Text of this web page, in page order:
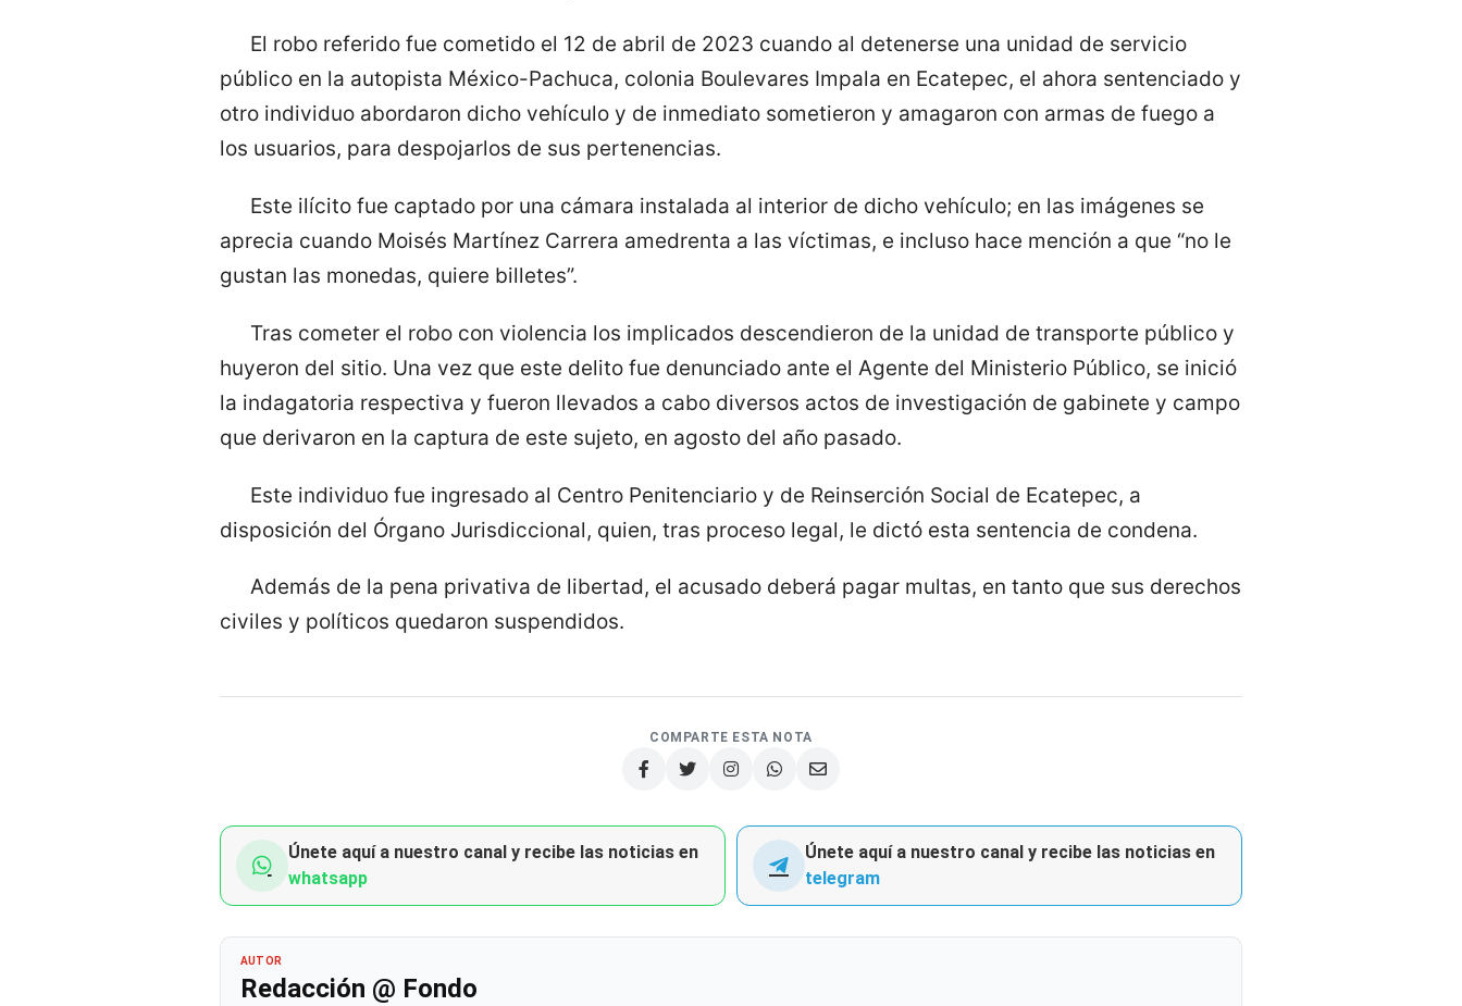
El robo referido fue cometido el 12 de abril de 2023 cuando al detenerse una unidad de servicio
público en la autopista México-Pachuca, colonia Boulevares Impala en Ecatepec, el ahora sentenciado y
otro individuo abordaron dicho vehículo y de inmediato sometieron y amagaron con armas de fuego a
los usuarios, para despojarlos de sus pertenencias.
Este ilícito fue captado por una cámara instalada al interior de dicho vehículo; en las imágenes se
aprecia cuando Moisés Martínez Carrera amedrenta a las víctimas, e incluso hace mención a que “no le
gustan las monedas, quiere billetes”.
Tras cometer el robo con violencia los implicados descendieron de la unidad de transporte público y
huyeron del sitio. Una vez que este delito fue denunciado ante el Agente del Ministerio Público, se inició
la indagatoria respectiva y fueron llevados a cabo diversos actos de investigación de gabinete y campo
que derivaron en la captura de este sujeto, en agosto del año pasado.
Este individuo fue ingresado al Centro Penitenciario y de Reinserción Social de Ecatepec, a
disposición del Órgano Jurisdiccional, quien, tras proceso legal, le dictó esta sentencia de condena.
Además de la pena privativa de libertad, el acusado deberá pagar multas, en tanto que sus derechos
civiles y políticos quedaron suspendidos.
COMPARTE ESTA NOTA
Únete aquí a nuestro canal y recibe las noticias en
whatsapp
Únete aquí a nuestro canal y recibe las noticias en
telegram
AUTOR
Redacción @ Fondo